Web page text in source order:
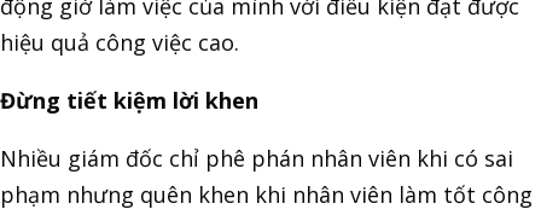
động giờ làm việc của mình với điều kiện đạt được
hiệu quả công việc cao.
Đừng tiết kiệm lời khen
Nhiều giám đốc chỉ phê phán nhân viên khi có sai
phạm nhưng quên khen khi nhân viên làm tốt công